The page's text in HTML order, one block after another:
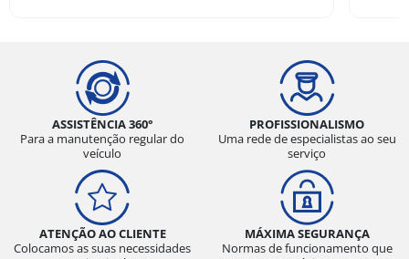
que fiz. Ando muito na cidade diariamente, mas
preciso ir ao sítio com frequência. O pneu
atendeu todas as minhas necessidades, com
baixíssimo ruído no uso urbano e excelente
tração na estrada de terra, mesmo com uso
somente do 4x2.
ASSISTÊNCIA 360°
Para a manutenção regular do
veículo
PROFISSIONALISMO
Uma rede de especialistas ao seu
serviço
ATENÇÃO AO CLIENTE
Colocamos as suas necessidades
MÁXIMA SEGURANÇA
Normas de funcionamento que